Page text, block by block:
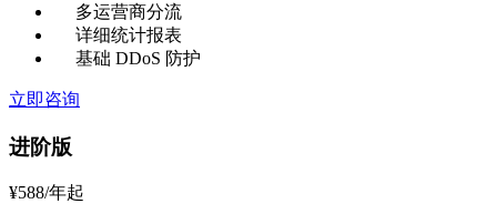
多运营商分流
详细统计报表
基础 DDoS 防护
立即咨询
进阶版
¥588/年起